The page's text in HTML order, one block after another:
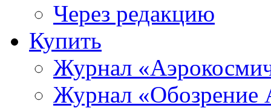
Через редакцию
Купить
Журнал
Журнал «Обозрение